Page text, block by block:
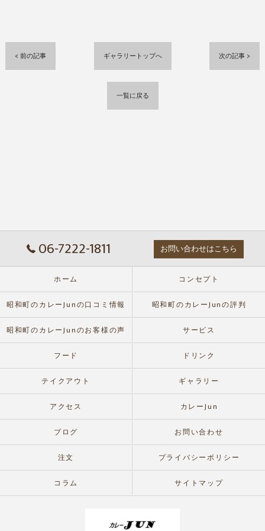
< 前の記事 ギャラリートップへ 次の記事 >
一覧に戻る
06-7222-1811 お問い合わせはこちら
ホーム コンセプト
昭和町のカレーJunの口コミ情報 昭和町のカレーJunの評判
昭和町のカレーJunのお客様の声 サービス
フード ドリンク
テイクアウト ギャラリー
アクセス カレーJun
ブログ お問い合わせ
注文 プライバシーポリシー
コラム サイトマップ